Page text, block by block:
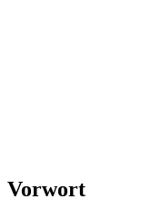
Vorwort